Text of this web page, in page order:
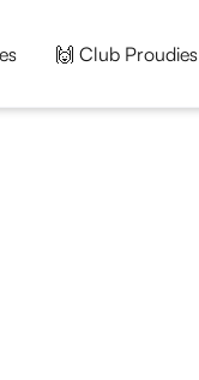
🙌 Club Proudies